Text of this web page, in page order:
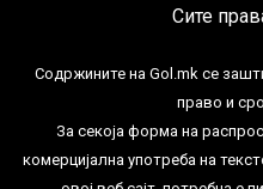
Сите
Содржините на Gol.mk се
право и
За секоја форма на
комерцијална употреба на